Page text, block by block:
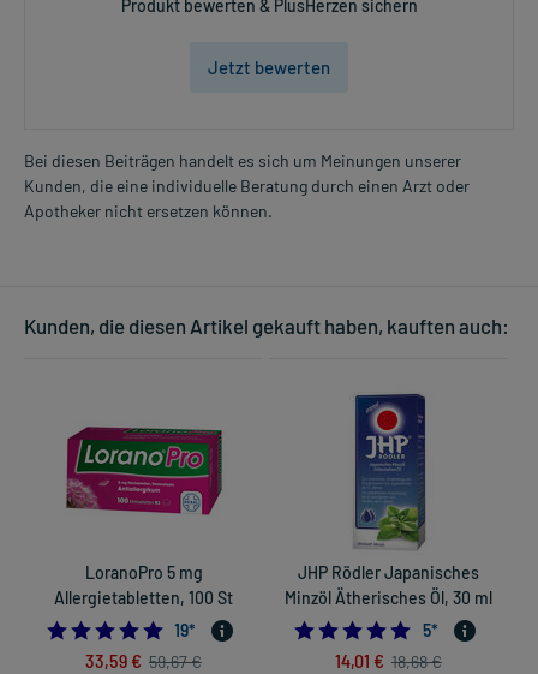
Produkt bewerten & PlusHerzen sichern
Jetzt bewerten
Bei diesen Beiträgen handelt es sich um Meinungen unserer
Kunden, die eine individuelle Beratung durch einen Arzt oder
Apotheker nicht ersetzen können.
Kunden, die diesen Artikel gekauft haben, kauften auch:
LoranoPro 5 mg
Allergietabletten, 100 St
4.947368421052632
19*
33,59 € 59,67 €
JHP Rödler Japanisches
Minzöl Ätherisches Öl, 30 ml
5.0
5*
14,01 € 18,68 €